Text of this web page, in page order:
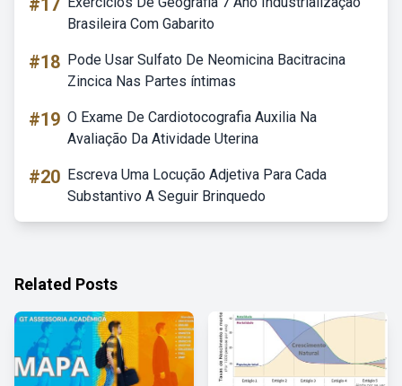
#17
Brasileira Com Gabarito
#18 Pode Usar Sulfato De Neomicina Bacitracina
Zincica Nas Partes íntimas
#19 O Exame De Cardiotocografia Auxilia Na
Avaliação Da Atividade Uterina
#20 Escreva Uma Locução Adjetiva Para Cada
Substantivo A Seguir Brinquedo
Related Posts